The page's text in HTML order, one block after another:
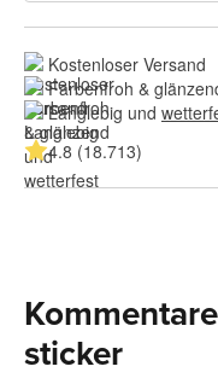
Kostenloser Versand
Farbenfroh &
Langlebig und
4.8 (18.713)
sticker